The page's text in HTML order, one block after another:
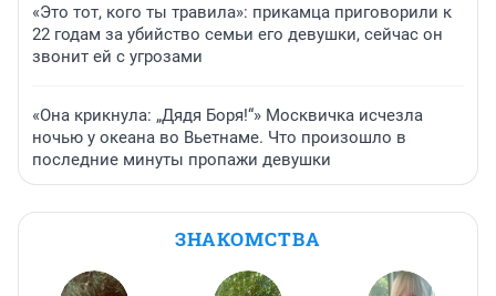
«Это тот, кого ты травила»: прикамца приговорили к
22 годам за убийство семьи его девушки, сейчас он
звонит ей с угрозами
«Она крикнула: „Дядя Боря!“» Москвичка исчезла
ночью у океана во Вьетнаме. Что произошло в
последние минуты пропажи девушки
ЗНАКОМСТВА